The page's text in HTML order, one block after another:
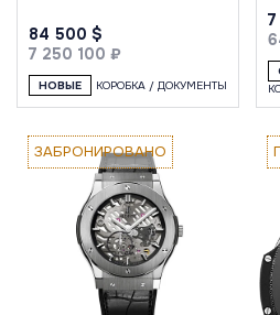
84 500 $
7 250 100 ₽
НОВЫЕ КОРОБКА / ДОКУМЕНТЫ
ЗАБРОНИРОВАНО